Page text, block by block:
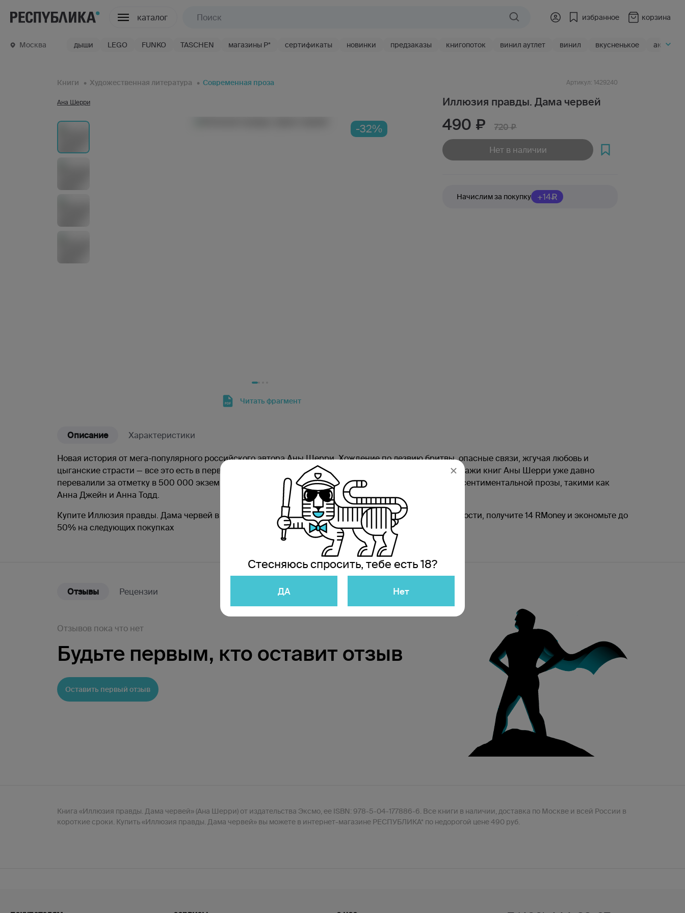
каталог избранное корзина
Москва дыши LEGO FUNKO TASCHEN магазины Р* сертификаты новинки предзаказы книгопоток винил аутлет винил вкусненькое акции
Книги Художественная литература Современная проза
-32%
Читать фрагмент
Ана Шерри Иллюзия правды. Дама червей
Артикул: 1429240
490 720
Нет в наличии
Начислим за покупку +14
Описание Характеристики
Новая история от мега-популярного российского автора Аны Шерри. Хождение по лезвию бритвы, опасные связи, жгучая любовь и
цыганские страсти — все это есть в первой книге «Иллюзия правды. Дама червей». Суммарные продажи книг Аны Шерри уже давно
перевалили за отметку в 500 000 экземпляров. Ее истории стоят в одном ряду с другими звездами сентиментальной прозы, такими как
Анна Джейн и Анна Тодд.
Купите Иллюзия правды. Дама червей в магазине Республика, регистрируйтесь в программе лояльности, получите 14 RMoney и экономьте до
50% на следующих покупках
Отзывы Рецензии
Отзывов пока что нет
Будьте первым, кто оставит отзыв
Оставить первый отзыв
Книга «Иллюзия правды. Дама червей» (Ана Шерри) от издательства Эксмо, ее ISBN: 978-5-04-177886-6. Все книги в наличии, доставка по Москве и всей России в
короткие сроки. Купить «Иллюзия правды. Дама червей» вы можете в интернет-магазине РЕСПУБЛИКА* по недорогой цене 490 руб.
Стесняюсь спросить, тебе есть 18?
ДА Нет